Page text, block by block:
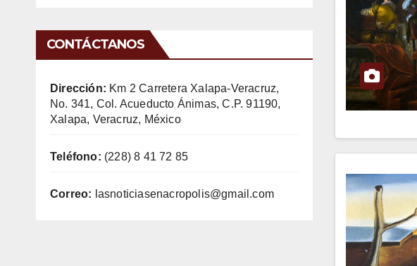
CONTÁCTANOS
Dirección: Km 2 Carretera Xalapa-Veracruz,
No. 341, Col. Acueducto Ánimas, C.P. 91190,
Xalapa, Veracruz, México
Teléfono: (228) 8 41 72 85
Correo: lasnoticiasenacropolis@gmail.com